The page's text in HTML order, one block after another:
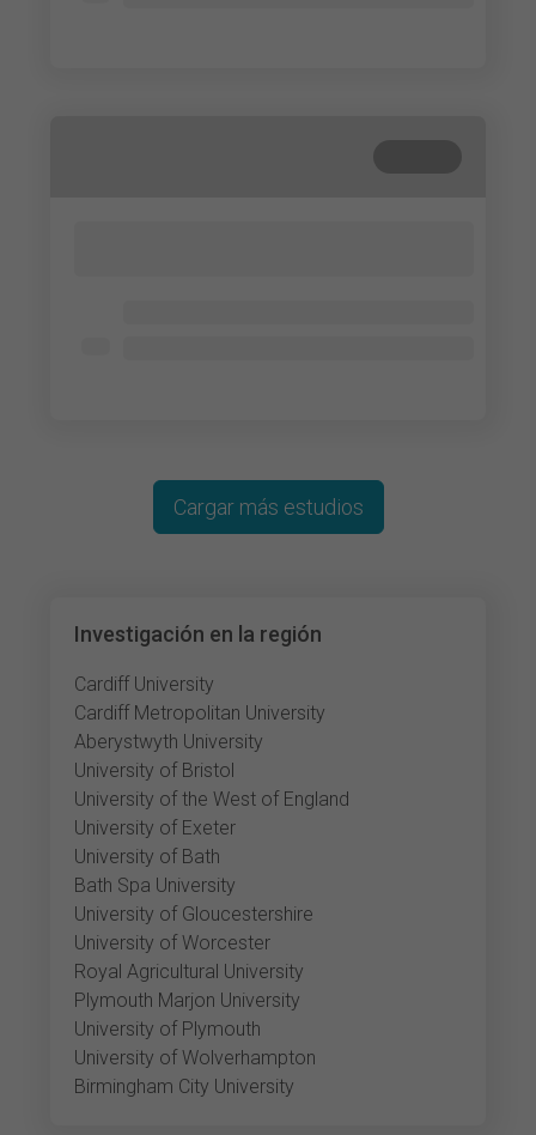
Investigación en la región
Cardiff University
Cardiff Metropolitan University
Aberystwyth University
University of Bristol
University of the West of England
University of Exeter
University of Bath
Bath Spa University
University of Gloucestershire
University of Worcester
Royal Agricultural University
Plymouth Marjon University
University of Plymouth
University of Wolverhampton
Birmingham City University
Cargar más estudios